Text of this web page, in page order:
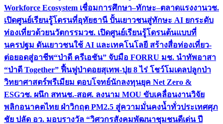
Workforce Ecosystem เชื่อมการศึกษา–ทักษะ–ตลาดแรงงานวช.
เปิดศูนย์เรียนรู้โดรนที่อุทัยธานี ปั้นเยาวชนสู่ทักษะ AI ยกระดับ
ท่องเที่ยวด้วยนวัตกรรมวช. เปิดศูนย์เรียนรู้โดรนต้นแบบที่
นครปฐม ดันเยาวชนใช้ AI และเทคโนโลยี สร้างสื่อท่องเที่ยว-
ต่อยอดสู่อาชีพ“ป่าดี ครีเอชัน” จับมือ FORRU มช. นำทัพอาสา
“ป่าดี Together” ฟื้นฟูป่าดอยสุเทพ-ปุย 8 ไร่ โชว์โมเดลปลูกป่า
วิทยาศาสตร์พรีเมียม ตอบโจทย์นักลงทุนยุค Net Zero &
ESGวช. ผนึก สทนช.-สอศ. ลงนาม MOU ขับเคลื่อนงานวิจัย
พลิกอนาคตไทย ฝ่าวิกฤต PM2.5 สู่ความมั่นคงน้ำทั่วประเทศศุภ
ชัย ปลัด อว. มอบรางวัล “วิศวกรสังคมพัฒนาชุมชนดีเด่น ปี